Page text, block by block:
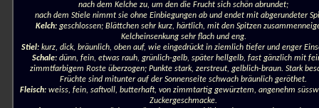
nach dem Kelche zu, um den die Frucht sich schön abrundet;
nach dem Stiele nimmt sie ohne Einbiegungen ab und endet mit abgerundeter
Kelch:geschlossen; Blättchen sehr kurz, härtlich, mit den Spitzen
Kelcheinsenkung sehr flach und eng.
Stiel: kurz, dick, bräunlich, oben auf, wie eingedrückt in ziemlich tiefer und enger
Schale:dünn, fein, etwas rauh, grünlich-gelb, später hellgelb, fast gänzlich mit
zimmtfarbigem Roste überzogen; Punkte stark, zerstreut, gelblich-braun. Stark
Früchte sind mitunter auf der Sonnenseite schwach bräunlich geröthet.
Fleisch:weiss, fein, saftvoll, butterhaft, von zimmtartig gewürztem, angenehm
Zuckergeschmacke.